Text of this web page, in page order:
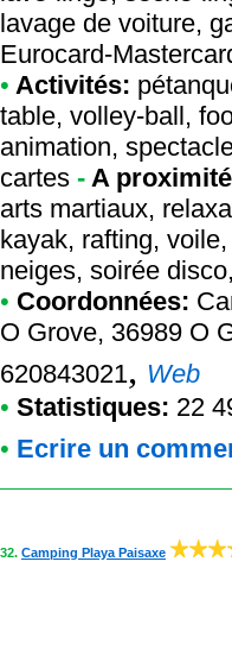
lavage de voiture,
Eurocard-
• Activités:
table, volley-ball,
animation,
cartes - A
arts martiaux,
kayak, rafting,
neiges, soirée
• Coordonnées:
O Grove, 36989 O
620843021, Web
• Statistiques: 22
• Ecrire un
32. Camping Playa Paisaxe